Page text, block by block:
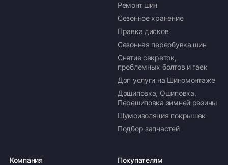
Ремонт шин
Сезонное хранение
Правка дисков
Сезонная переобувка шин
Снятие секреток,
проблемных болтов и гаек
Доп услуги на Шиномонтаже
Дошиповка, Ошиповка,
Перешиповка зимней резины
Шумоизоляция покрышек
Подбор запчастей
Компания Покупателям